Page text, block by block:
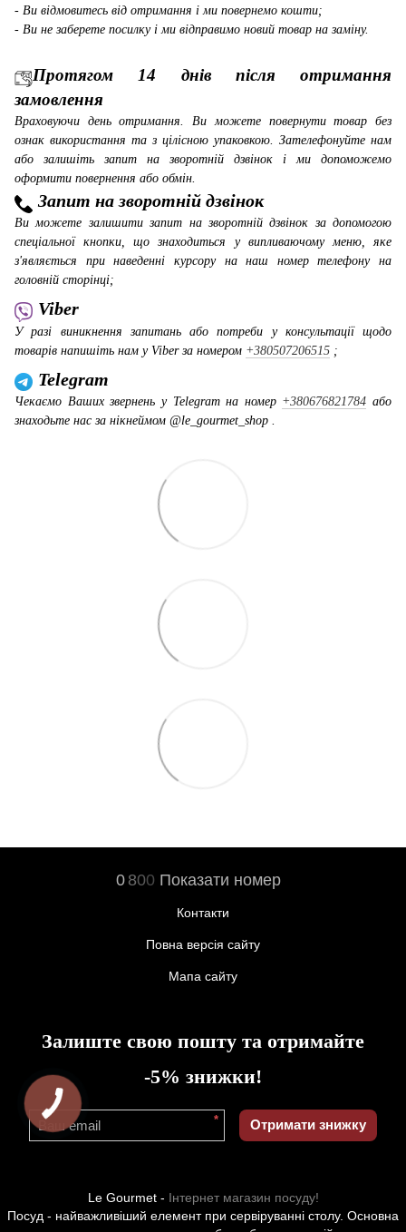
- Ви відмовитесь від отримання і ми повернемо кошти;
- Ви не заберете посилку і ми відправимо новий товар на заміну.
Протягом 14 днів після отримання
замовлення
Враховуючи день отримання. Ви можете повернути товар без
ознак використання та з цілісною упаковкою. Зателефонуйте нам
або залишіть запит на зворотній дзвінок і ми допоможемо
оформити повернення або обмін.
Запит на зворотній дзвінок
Ви можете залишити запит на зворотній дзвінок за допомогою
спеціальної кнопки, що знаходиться у випливаючому меню, яке
з'являється при наведенні курсору на наш номер телефону на
головній сторінці;
Viber
У разі виникнення запитань або потреби у консультації щодо
товарів напишіть нам у Viber за номером +380507206515 ;
Telegram
Чекаємо Ваших звернень у Telegram на номер +380676821784 або
знаходьте нас за нікнеймом @le_gourmet_shop .
0 800 Показати номер
Контакти
Повна версія сайту
Мапа сайту
Залиште свою пошту та отримайте
-5% знижки!
* Отримати знижку
Le Gourmet - Інтернет магазин посуду!
Посуд - найважливіший елемент при сервіруванні столу. Основна